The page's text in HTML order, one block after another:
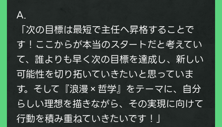
A.
「次の目標は最短で主任へ昇格することで
す！ここからが本当のスタートだと考えてい
て、誰よりも早く次の目標を達成し、新しい
可能性を切り拓いていきたいと思っていま
す。そして『浪漫×哲学』をテーマに、自分
らしい理想を描きながら、その実現に向けて
行動を積み重ねていきたいです！」